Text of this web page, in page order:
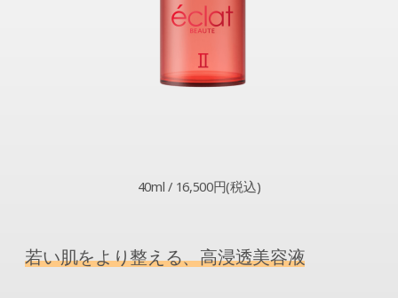
40ml / 16,500円(税込)
若い肌をより整える、高浸透美容液